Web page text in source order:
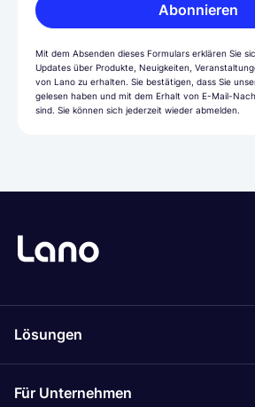
Abonnieren
Mit dem Absenden dieses Formulars erklären Sie
Updates über Produkte, Neuigkeiten,
von Lano zu erhalten. Sie bestätigen, dass Sie
gelesen haben und mit dem Erhalt von E-Mail-
sind. Sie können sich jederzeit wieder abmelden.
Lösungen
Für Unternehmen